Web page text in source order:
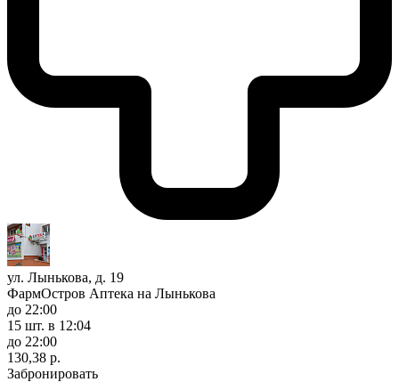
ул. Лынькова, д. 19
ФармОстров Аптека на Лынькова
до 22:00
15 шт. в 12:04
до 22:00
130,38 р.
Забронировать